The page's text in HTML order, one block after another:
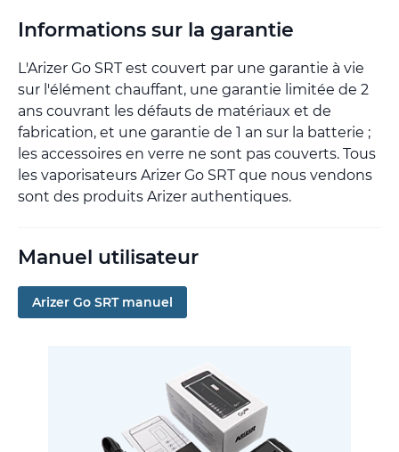
Informations sur la garantie
L'Arizer Go SRT est couvert par une garantie à vie
sur l'élément chauffant, une garantie limitée de 2
ans couvrant les défauts de matériaux et de
fabrication, et une garantie de 1 an sur la batterie ;
les accessoires en verre ne sont pas couverts. Tous
les vaporisateurs Arizer Go SRT que nous vendons
sont des produits Arizer authentiques.
Manuel utilisateur
Arizer Go SRT manuel